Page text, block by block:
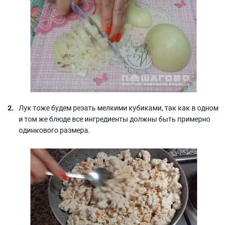
Лук тоже будем резать мелкими кубиками, так как в одном
и том же блюде все ингредиенты должны быть примерно
одинкового размера.